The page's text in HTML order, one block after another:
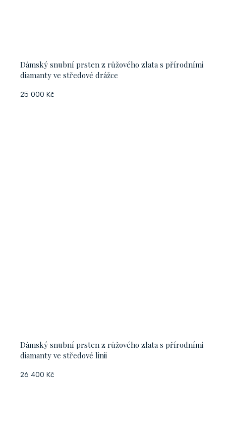
Dámský snubní prsten z růžového zlata s přírodními
diamanty ve středové drážce
25 000 Kč
Dámský snubní prsten z růžového zlata s přírodními
diamanty ve středové linii
26 400 Kč